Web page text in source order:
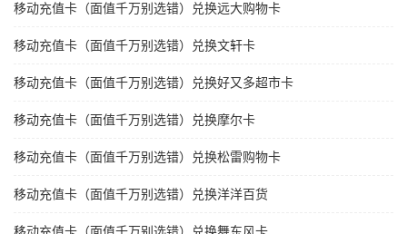
移动充值卡（面值千万别选错）兑换远大购物卡
移动充值卡（面值千万别选错）兑换文轩卡
移动充值卡（面值千万别选错）兑换好又多超市卡
移动充值卡（面值千万别选错）兑换摩尔卡
移动充值卡（面值千万别选错）兑换松雷购物卡
移动充值卡（面值千万别选错）兑换洋洋百货